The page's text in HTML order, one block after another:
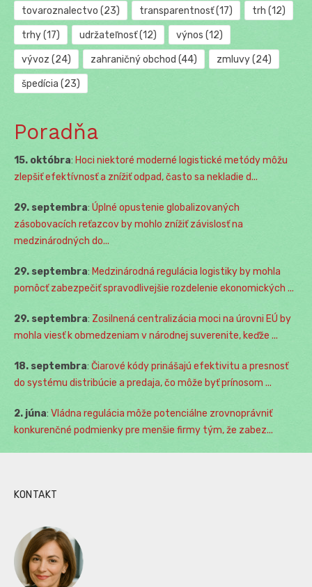
tovaroznalectvo (23) transparentnosť(17) trh (12)
trhy(17) udržateľnosť(12) výnos (12)
vývoz (24) zahraničný obchod (44) zmluvy(24)
špedícia (23)
Poradňa
15. októbra: Hoci niektoré moderné logistické metódy môžu
zlepšiť efektívnosť a znížiť odpad, často sa nekladie d...
29. septembra: Úplné opustenie globalizovaných
zásobovacích reťazcov by mohlo znížiť závislosť na
medzinárodných do...
29. septembra: Medzinárodná regulácia logistiky by mohla
pomôcť zabezpečiť spravodlivejšie rozdelenie ekonomických ...
29. septembra: Zosilnená centralizácia moci na úrovni EÚ by
mohla viesť k obmedzeniam v národnej suverenite, keďže ...
18. septembra: Čiarové kódy prinášajú efektivitu a presnosť
do systému distribúcie a predaja, čo môže byť prínosom ...
2. júna: Vládna regulácia môže potenciálne zrovnoprávniť
konkurenčné podmienky pre menšie firmy tým, že zabez...
KONTAKT